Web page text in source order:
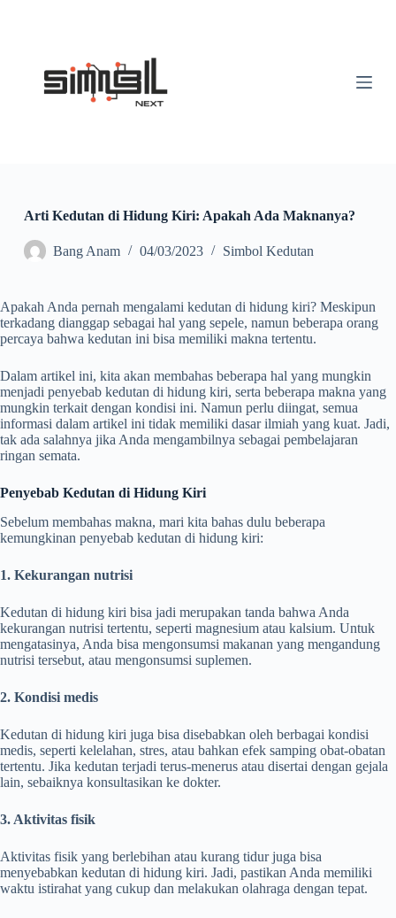
Arti Kedutan di Hidung Kiri: Apakah Ada Maknanya?
Bang Anam 04/03/2023 Simbol Kedutan
Apakah Anda pernah mengalami kedutan di hidung kiri? Meskipun
terkadang dianggap sebagai hal yang sepele, namun beberapa orang
percaya bahwa kedutan ini bisa memiliki makna tertentu.
Dalam artikel ini, kita akan membahas beberapa hal yang mungkin
menjadi penyebab kedutan di hidung kiri, serta beberapa makna yang
mungkin terkait dengan kondisi ini. Namun perlu diingat, semua
informasi dalam artikel ini tidak memiliki dasar ilmiah yang kuat. Jadi,
tak ada salahnya jika Anda mengambilnya sebagai pembelajaran
ringan semata.
Penyebab Kedutan di Hidung Kiri
Sebelum membahas makna, mari kita bahas dulu beberapa
kemungkinan penyebab kedutan di hidung kiri:
1. Kekurangan nutrisi
Kedutan di hidung kiri bisa jadi merupakan tanda bahwa Anda
kekurangan nutrisi tertentu, seperti magnesium atau kalsium. Untuk
mengatasinya, Anda bisa mengonsumsi makanan yang mengandung
nutrisi tersebut, atau mengonsumsi suplemen.
2. Kondisi medis
Kedutan di hidung kiri juga bisa disebabkan oleh berbagai kondisi
medis, seperti kelelahan, stres, atau bahkan efek samping obat-obatan
tertentu. Jika kedutan terjadi terus-menerus atau disertai dengan gejala
lain, sebaiknya konsultasikan ke dokter.
3. Aktivitas fisik
Aktivitas fisik yang berlebihan atau kurang tidur juga bisa
menyebabkan kedutan di hidung kiri. Jadi, pastikan Anda memiliki
waktu istirahat yang cukup dan melakukan olahraga dengan tepat.